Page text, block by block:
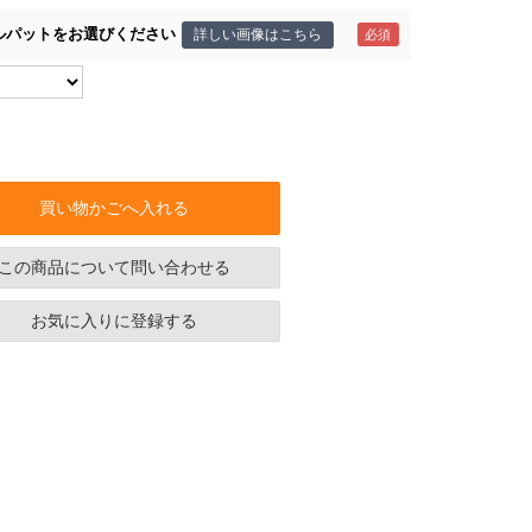
パットをお選びください 詳しい画像はこちら
買い物かごへ入れる
の商品について問い合わせる
お気に入りに登録する